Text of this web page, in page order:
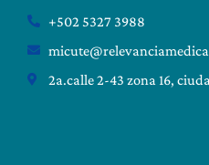
+502 5327 3988
2a.calle 2-43 zona 16,